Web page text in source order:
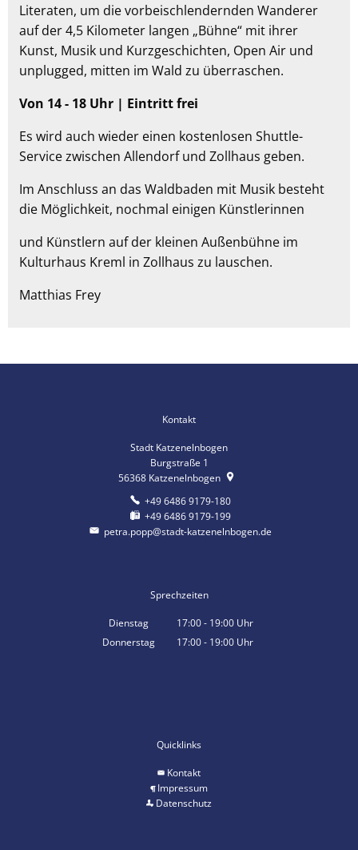
Literaten, um die vorbeischlendernden Wanderer
auf der 4,5 Kilometer langen „Bühne“ mit ihrer
Kunst, Musik und Kurzgeschichten, Open Air und
unplugged, mitten im Wald zu überraschen.
Von 14 - 18 Uhr | Eintritt frei
Es wird auch wieder einen kostenlosen Shuttle-
Service zwischen Allendorf und Zollhaus geben.
Im Anschluss an das Waldbaden mit Musik besteht
die Möglichkeit, nochmal einigen Künstlerinnen
und Künstlern auf der kleinen Außenbühne im
Kulturhaus Kreml in Zollhaus zu lauschen.
Matthias Frey
Kontakt
Stadt Katzenelnbogen
Burgstraße 1
56368 Katzenelnbogen
+49 6486 9179-180
+49 6486 9179-199
petra.popp@stadt-katzenelnbogen.de
Sprechzeiten
Dienstag 17:00- 19:00 Uhr
Von 17:00 bis 19:00 Uhr
Donnerstag 17:00- 19:00 Uhr
Quicklinks
Kontakt
Impressum
Datenschutz